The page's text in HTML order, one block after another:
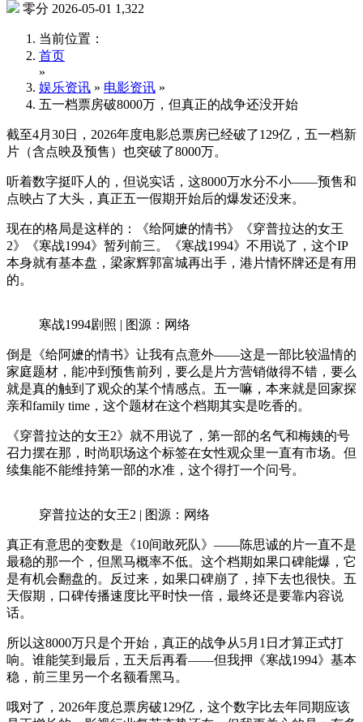
零分 2026-05-01 1,322
当前位置：
首页
»
娱乐资讯 » 电影资讯 »
五一档票房破8000万，但真正的战争还没开始
截至4月30日，2026年度电影总票房已经破了129亿，五一档新
片（含点映及预售）也突破了8000万。
听着数字挺吓人的，但说实话，这8000万水分不小——预售和
点映占了大头，真正五一假期开始后的爆发还没来。
现在的格局是这样的：《给阿嬷的情书》《穿普拉达的女王
2》《寒战1994》暂列前三。《寒战1994》不用说了，这个IP
本身就有基本盘，梁家辉郭富城再出手，港片情怀牌还是有用
的。
寒战1994剧照 | 图源：网络
倒是《给阿嬷的情书》让我有点意外——这是一部比较温情的
家庭题材，能冲到预售前列，要么是片方营销做得不错，要么
就是真的触到了观众的某个情感点。五一嘛，本来就是回家探
亲和family time，这个题材在这个档期其实是吃香的。
《穿普拉达的女王2》就不用说了，第一部的名气和梅姨的号
召力摆在那，时尚职场这个标签在女性观众里一直有市场。但
续集能不能维持第一部的水准，这个得打一个问号。
穿普拉达的女王2 | 图源：网络
真正有意思的变数是《10间敢死队》——陈思诚的片一直不是
最稳的那一个，但黑马概率不低。这个档期如果口碑能爆，它
是有机会翻盘的。反过来，如果口碑崩了，掉下去也很快。五
天假期，口碑传播速度比平时快一倍，最终还是要靠内容说
话。
所以这8000万只是个开始，真正的战争从5月1日才算正式打
响。谁能笑到最后，五天后再看——但我押《寒战1994》基本
稳，前三里另一个名额看黑马。
哦对了，2026年度总票房破129亿，这个数字比去年同期应该